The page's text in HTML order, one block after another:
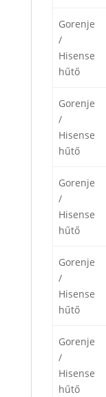
Gorenje
/
Hisense
hűtő
Gorenje
/
Hisense
hűtő
Gorenje
/
Hisense
hűtő
Gorenje
/
Hisense
hűtő
Gorenje
/
Hisense
hűtő